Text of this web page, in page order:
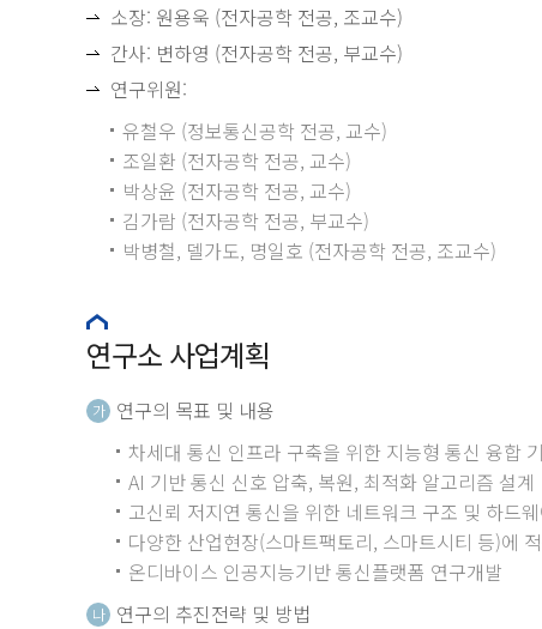
소장: 원용욱 (전자공학 전공, 조교수)
간사: 변하영 (전자공학 전공, 부교수)
연구위원:
유철우 (정보통신공학 전공, 교수)
조일환 (전자공학 전공, 교수)
박상윤 (전자공학 전공, 교수)
김가람 (전자공학 전공, 부교수)
박병철, 델가도, 명일호 (전자공학 전공, 조교수)
연구소 사업계획
가
연구의 목표 및 내용
차세대 통신 인프라 구축을 위한 지능형 통신 융합
AI 기반 통신 신호 압축, 복원, 최적화 알고리즘 설계
고신뢰 저지연 통신을 위한 네트워크 구조 및 하드
다양한 산업현장(스마트팩토리, 스마트시티 등)에
온디바이스 인공지능기반 통신플랫폼 연구개발
나
연구의 추진전략 및 방법